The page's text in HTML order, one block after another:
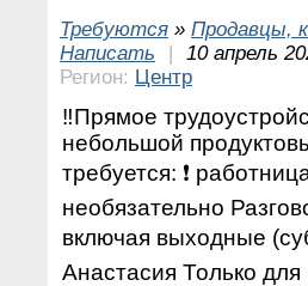
Требуются » Продавцы,
Написать
|
10 апрель
Регион: Центр
‼️Прямое
небольшой
требуется: ❗
необязательно
включая выходные
Анастасия Только